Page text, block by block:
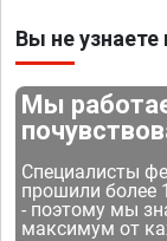
Вы не
Мы
Специалисты
прошили более
- поэтому мы
максимум от